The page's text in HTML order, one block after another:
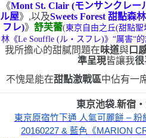
《Mont St. Clair (モンサンクレー
ル屋》 ,以及Sweets Forest甜點森林
フレ)》舒芙蕾(東京自由之丘(甜點聖
林《Le Souffle (ル・ス フレ)》 “厲害“的
我所擔心的甜膩問題在 味道與口
準呈現皆讓我很
不愧是能在甜點激戰區中佔有一
東京池袋.新宿
東京原宿竹下通 人氣可麗餅 – 粉
20160227 & 藍色《MARION